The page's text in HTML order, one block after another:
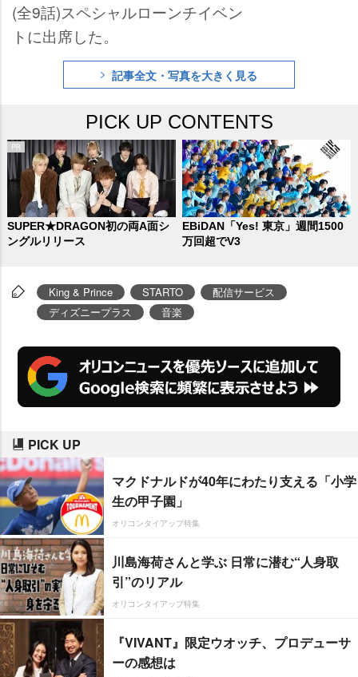
(全9話)スペシャルローンチイベン
トに出席した。
記事全文・写真を大きく見る
PICK UP CONTENTS
SUPER★DRAGON初の両A面シ
ングルリリース
EBiDAN「Yes! 東京」週間1500
万回超でV3
King & Prince STARTO
配信サービス
ディズニープラス
音楽
PICK UP
マクドナルドが40年にわたり支える「小学
生の甲子園」
オリコンタイアップ特集
川島海荷さんと学ぶ 日常に潜む“人身取
引”のリアル
オリコンタイアップ特集
『VIVANT』限定ウオッチ、プロデューサ
ーの感想は